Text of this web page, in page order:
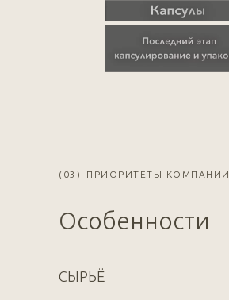
СЫРЬЁ
Особенности
(03) ПРИОРИТЕТЫ КОМПАНИИ